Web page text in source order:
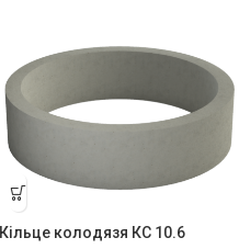
Кільце колодязя КС 10.6